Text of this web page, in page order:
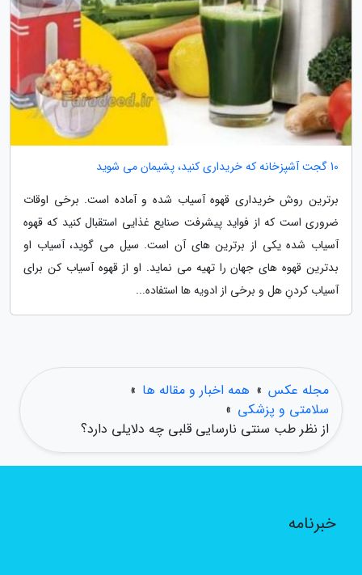
10 گجت آشپزخانه که خریداری کنید، پشیمان می شوید
برترین روش خریداری قهوه آسیاب شده و آماده است. برخی اوقات
ضروری است که از فواید پیشرفت صنایع غذایی استقبال کنید که قهوه
آسیاب شده یکی از برترین های آن است. سیل می گوید، آسیاب او
بدترین قهوه های جهان را تهیه می نماید. او از قهوه آسیاب کن برای
آسیاب کردنِ هل و برخی از ادویه ها استفاده...
مجله عکس » همه اخبار و مقاله ها »
سلامتی و پزشکی »
از نظر طب سنتی نارسایی قلبی چه دلایلی دارد؟
خبرنامه